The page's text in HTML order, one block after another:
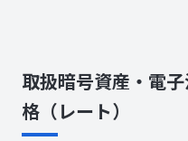
取扱暗号資産・電
格（レート）